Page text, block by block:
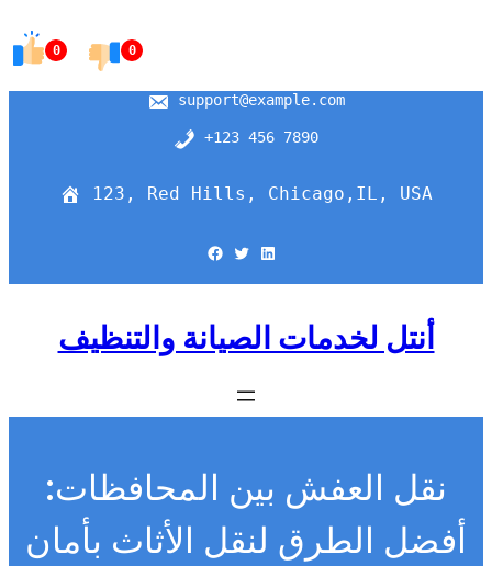
0 0
support@example.com
+123 456 7890
123, Red Hills, Chicago,IL, USA
Facebook Twitter LinkedIn
أنتل لخدمات الصيانة والتنظيف
نقل العفش بين المحافظات:
أفضل الطرق لنقل الأثاث بأمان